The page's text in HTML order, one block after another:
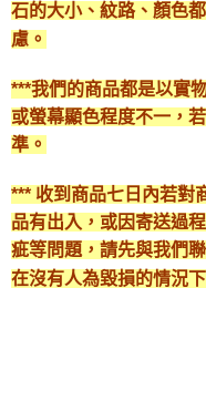
石的大小、紋路、顏色
慮。
***我們的商品都是以實
或螢幕顯色程度不一，
準。
*** 收到商品七日內若對
品有出入，或因寄送過
疵等問題，請先與我們
在沒有人為毀損的情況